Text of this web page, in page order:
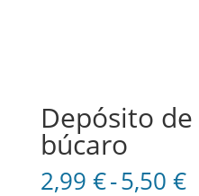
Depósito
búcaro
2,99 €-5,50 €